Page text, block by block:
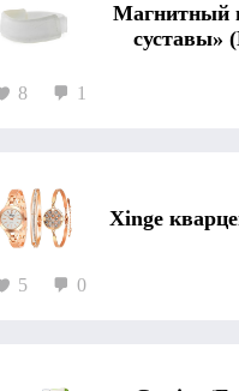
Магнитный
суставы»
8 1
Xinge
5 0